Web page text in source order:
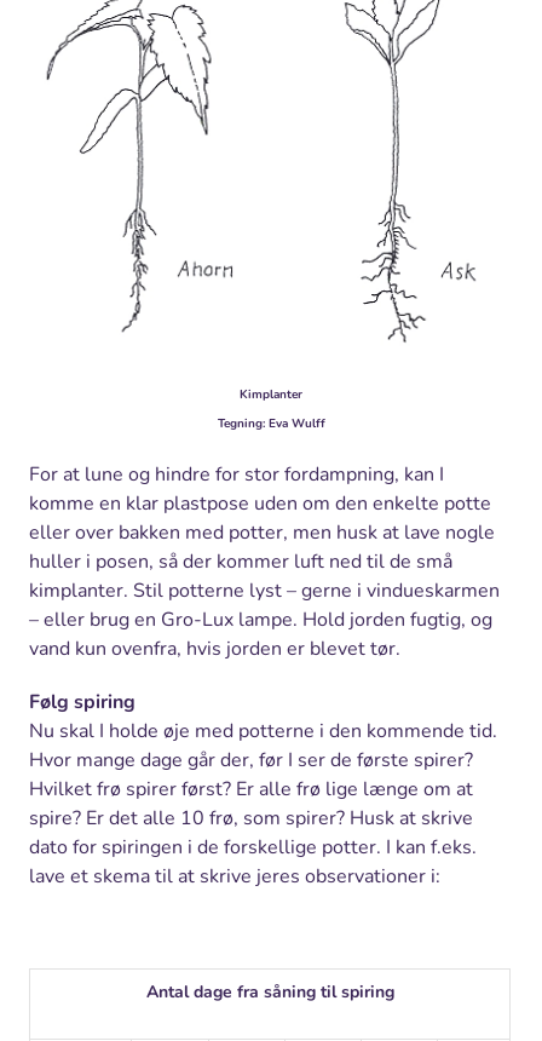
Kimplanter
Tegning: Eva Wulff
For at lune og hindre for stor fordampning, kan I
komme en klar plastpose uden om den enkelte potte
eller over bakken med potter, men husk at lave nogle
huller i posen, så der kommer luft ned til de små
kimplanter. Stil potterne lyst – gerne i vindueskarmen
– eller brug en Gro-Lux lampe. Hold jorden fugtig, og
vand kun ovenfra, hvis jorden er blevet tør.
Følg spiring
Nu skal I holde øje med potterne i den kommende tid.
Hvor mange dage går der, før I ser de første spirer?
Hvilket frø spirer først? Er alle frø lige længe om at
spire? Er det alle 10 frø, som spirer? Husk at skrive
dato for spiringen i de forskellige potter. I kan f.eks.
lave et skema til at skrive jeres observationer i:
Antal dage fra såning til spiring